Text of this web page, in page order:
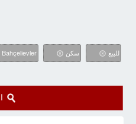
للبيع سكن Bahçelievler